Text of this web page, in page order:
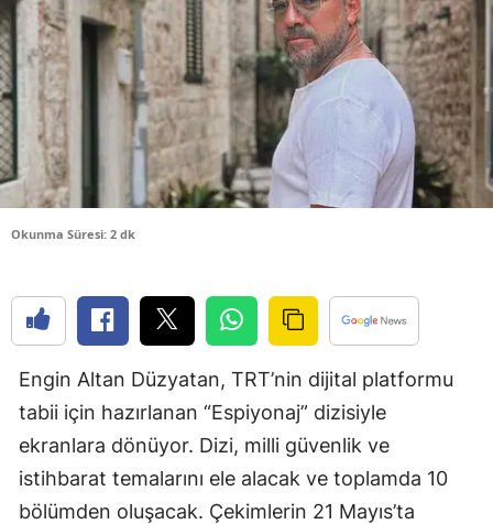
Bingöl
Bitlis
Bolu
Burdur
Bursa
Çankırı
Çorum
Denizli
Edirne
Okunma Süresi: 2 dk
Engin Altan Düzyatan, TRT’nin dijital platformu
tabii için hazırlanan “Espiyonaj” dizisiyle
ekranlara dönüyor. Dizi, milli güvenlik ve
istihbarat temalarını ele alacak ve toplamda 10
bölümden oluşacak. Çekimlerin 21 Mayıs’ta